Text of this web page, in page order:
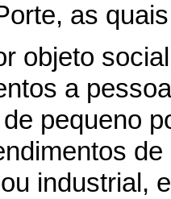
as
objeto
a
pequeno
industrial,